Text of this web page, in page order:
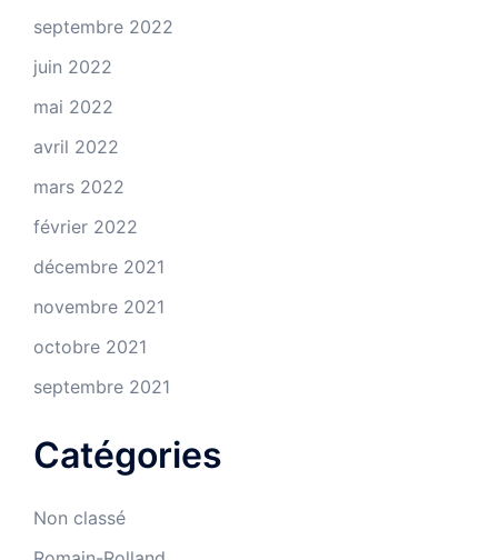
septembre 2022
juin 2022
mai 2022
avril 2022
mars 2022
février 2022
décembre 2021
novembre 2021
octobre 2021
septembre 2021
Catégories
Non classé